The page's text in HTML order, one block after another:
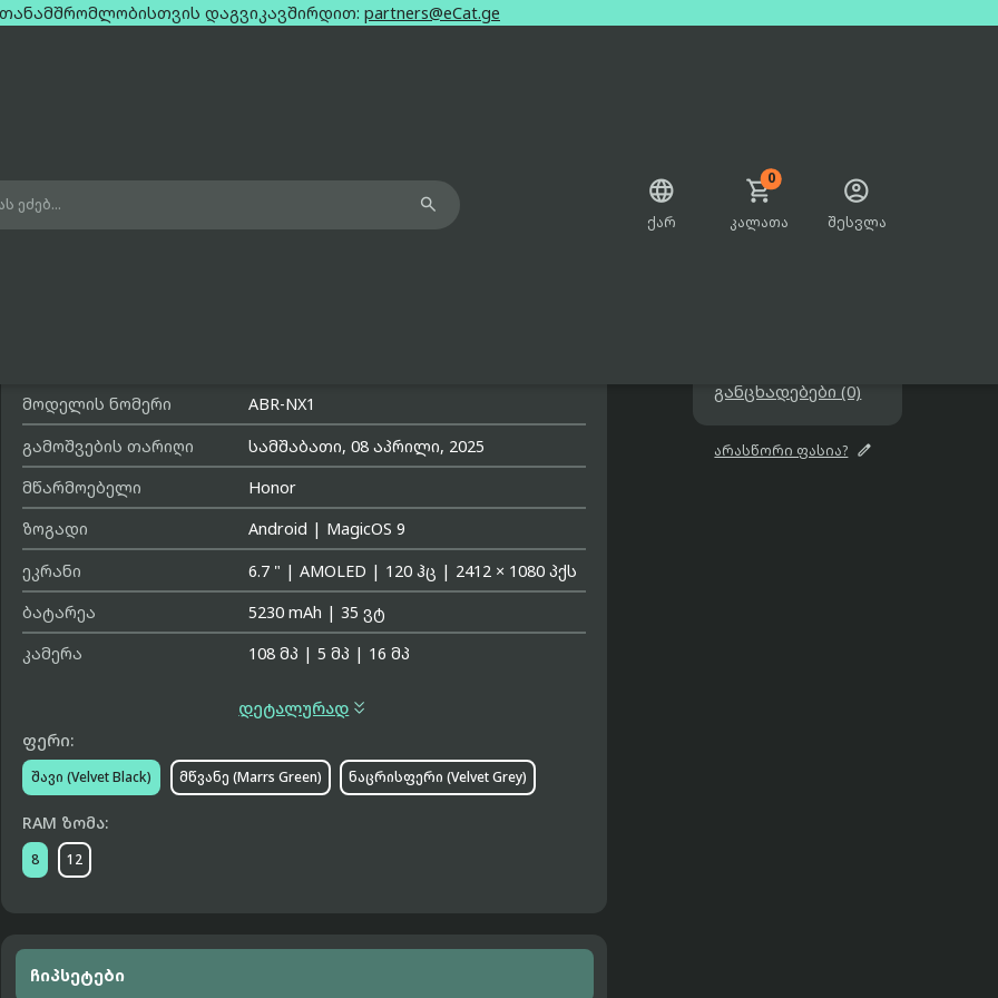
თანამშრომლობისთვის დაგვიკავშირდით: partners@eCat.ge
 
ქარ
0

კალათა

შესვლა
მოდელის ნომერი
ABR-NX1
გამოშვების თარიღი
სამშაბათი, 08 აპრილი, 2025
მწარმოებელი
Honor
ზოგადი
Android | MagicOS 9
ეკრანი
6.7 " | AMOLED | 120 ჰც | 2412 × 1080 პქს
ბატარეა
5230 mAh | 35 ვტ
კამერა
108 მპ | 5 მპ | 16 მპ
დეტალურად 
ფერი:
შავი (Velvet Black) მწვანე (Marrs Green) ნაცრისფერი (Velvet Grey)
RAM ზომა:
8 12
განცხადებები (0)
არასწორი ფასია? 
ჩიპსეტები